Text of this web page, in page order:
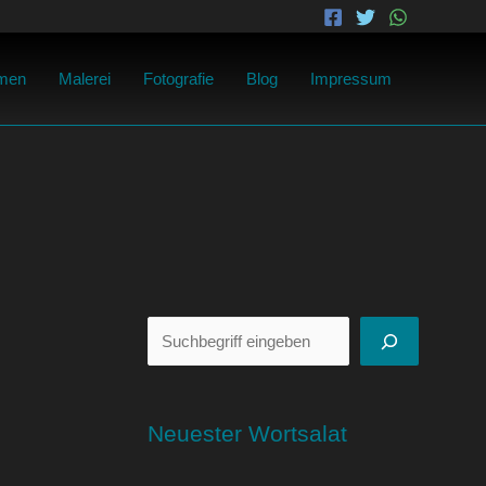
Malerei Fotografie Blog Impressum
Neuester Wortsalat